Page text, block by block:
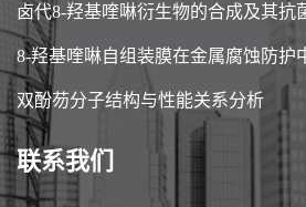
卤代8-羟基喹啉衍生物的合成及其抗
8-羟基喹啉自组装膜在金属腐蚀防护
双酚芴分子结构与性能关系分析
联系我们